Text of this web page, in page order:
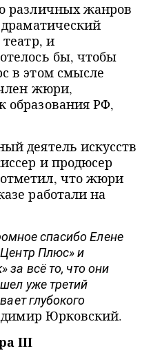
различных жанров
и
бы, чтобы
в этом смысле
член жюри,
образования РФ,
деятель искусств
и продюсер
что жюри
работали на
спасибо Елене
Плюс» и
всё то, что они
уже третий
глубокого
Юрковский.
III